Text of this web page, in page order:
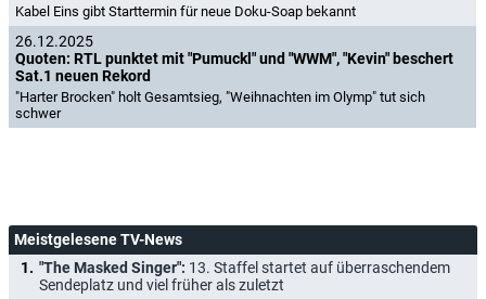
Kabel Eins gibt Starttermin für neue Doku-Soap bekannt
26.12.2025
Quoten: RTL punktet mit "Pumuckl" und "WWM", "Kevin" beschert
Sat.1 neuen Rekord
"Harter Brocken" holt Gesamtsieg, "Weihnachten im Olymp" tut sich
schwer
Meistgelesene TV-News
"The Masked Singer": 13. Staffel startet auf überraschendem
Sendeplatz und viel früher als zuletzt